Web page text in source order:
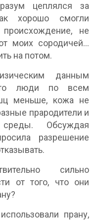
цеплялся за
хорошо смогли
не
моих сородичей…
на потом.
данным
люди по всем
меньше, кожа не
прародители и
Обсуждая
разрешение
сильно
от того, что они
прану,